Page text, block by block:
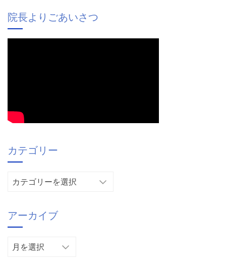
院長よりごあいさつ
カテゴリー
リ
ー
アーカイブ
ア